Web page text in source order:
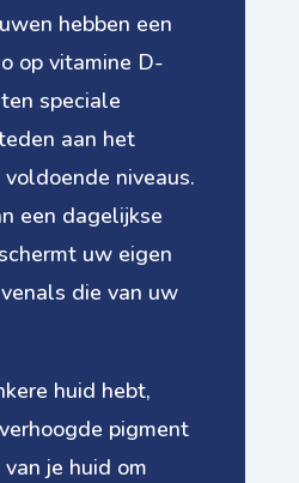
hebben een
op vitamine D-
speciale
aan het
niveaus.
een dagelijkse
uw eigen
die van uw
huid hebt,
pigment
je huid om